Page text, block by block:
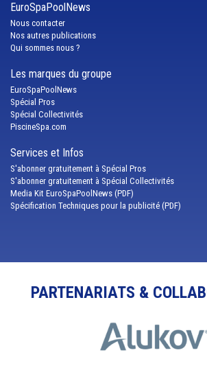
EuroSpaPoolNews
Nous contacter
Nos autres publications
Qui sommes nous ?
Les marques du groupe
EuroSpaPoolNews
Spécial Pros
Spécial Collectivités
PiscineSpa.com
Services et Infos
S'abonner gratuitement à Spécial Pros
S'abonner gratuitement à Spécial Collectivités
Media Kit EuroSpaPoolNews (PDF)
Spécification Techniques pour la publicité (PDF)
PARTENARIATS &